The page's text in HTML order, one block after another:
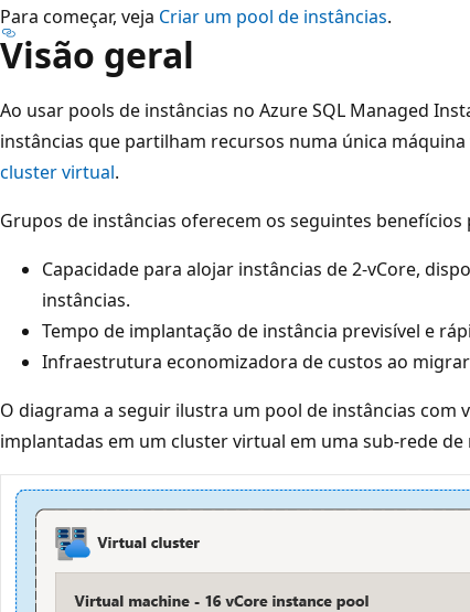
Para começar, veja Criar um pool de instâncias.
Visão geral
Ao usar pools de instâncias no Azure SQL Managed
instâncias que partilham recursos numa única
cluster virtual.
Grupos de instâncias oferecem os seguintes benefícios
Capacidade para alojar instâncias de 2-vCore,
instâncias.
Tempo de implantação de instância previsível e
Infraestrutura economizadora de custos ao migrar
O diagrama a seguir ilustra um pool de instâncias com
implantadas em um cluster virtual em uma sub-rede de